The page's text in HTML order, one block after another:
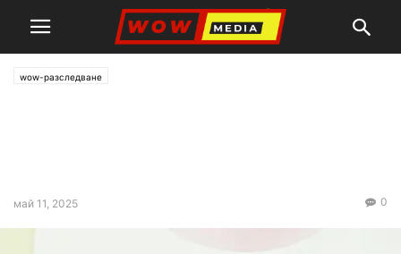
wow-разследване
май 11, 2025 0